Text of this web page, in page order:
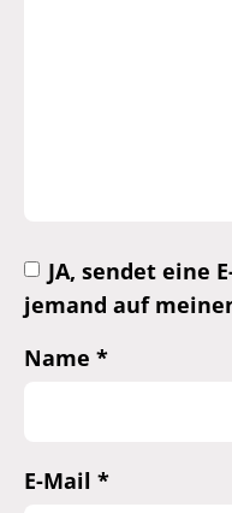
JA, sendet eine
jemand auf
Name *
E-Mail *